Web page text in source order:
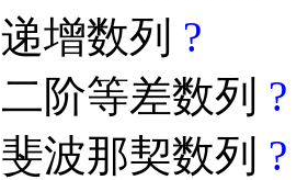
递增数列 ?
二阶等差数列 ?
斐波那契数列 ?